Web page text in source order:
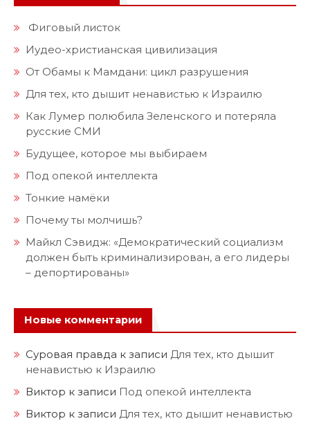
Фиговый листок
Иудео-христианская цивилизация
От Обамы к Мамдани: цикл разрушения
Для тех, кто дышит ненавистью к Израилю
Как Лумер полюбила Зеленского и потеряла
русские СМИ
Будущее, которое мы выбираем
Под опекой интеллекта
Тонкие намёки
Почему ты молчишь?
Майкл Сэвидж: «Демократический социализм
должен быть криминализирован, а его лидеры
– депортированы»
Новые комментарии
Суровая правда к записи Для тех, кто дышит
ненавистью к Израилю
Виктор к записи Под опекой интеллекта
Виктор к записи Для тех, кто дышит ненавистью